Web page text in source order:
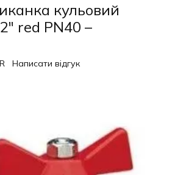
кульовий
red PN40 –
Написати відгук